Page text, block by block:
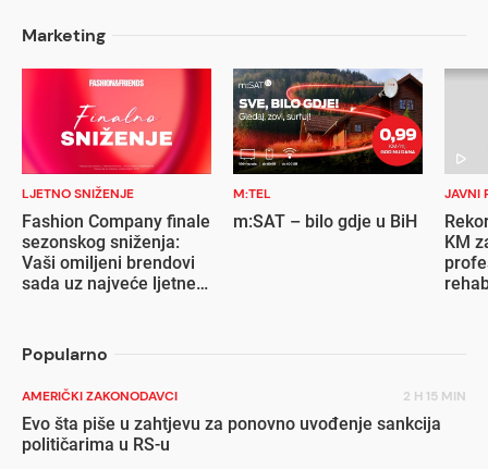
Marketing
LJETNO SNIŽENJE
Fashion Company finale
sezonskog sniženja:
Vaši omiljeni brendovi
sada uz najveće ljetne
M:TEL
m:SAT – bilo gdje u BiH
JAVNI
KM
Popularno
AMERIČKI ZAKONODAVCI 2 H 15 MIN
Evo šta piše u zahtjevu za ponovno uvođenje sankcija
političarima u RS-u